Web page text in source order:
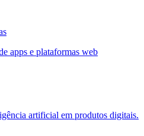
apps e plataformas web
artificial em produtos digitais.